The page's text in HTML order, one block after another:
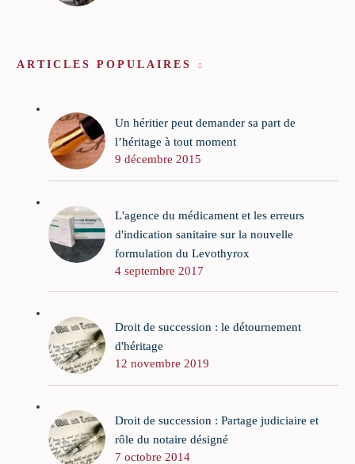
ARTICLES POPULAIRES
Un héritier peut demander sa part de
l’héritage à tout moment
9 décembre 2015
L'agence du médicament et les erreurs
d'indication sanitaire sur la nouvelle
formulation du Levothyrox
4 septembre 2017
Droit de succession : le détournement
d'héritage
12 novembre 2019
Droit de succession : Partage judiciaire et
rôle du notaire désigné
7 octobre 2014